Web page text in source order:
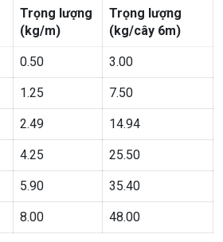
Trọng lượng
(kg/m)
Trọng lượng
(kg/cây 6m)
0.50 3.00
1.25 7.50
2.49 14.94
4.25 25.50
5.90 35.40
8.00 48.00